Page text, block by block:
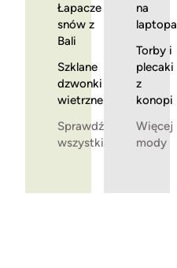
Łapacze
snów z
Bali
Szklane
dzwonki
wietrzne
Sprawdź
wszystkie
na
laptopa
Torby i
plecaki
z
konopi
Więcej
mody